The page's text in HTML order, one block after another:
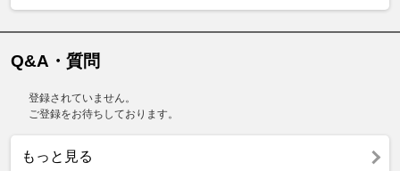
Q&A・質問
登録されていません。
ご登録をお待ちしております。
もっと見る